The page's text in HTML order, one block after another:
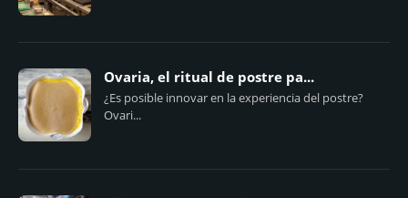
Ovaria, el ritual de postre pa...
¿Es posible innovar en la experiencia del postre?
Ovari...